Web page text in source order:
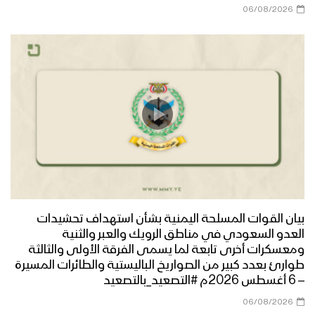
06/08/2026
بيان القوات المسلحة اليمنية بشأن استهداف تحشيدات
العدو السعودي في مناطق الرويك والعبر والثنية
ومعسكرات أخرى تابعة لما يسمى الفرقة الأولى والثالثة
طوارئ بعدد كبير من الصواريخ الباليستية والطائرات المسيرة
– 6 أغسطس 2026م #التصعيد_بالتصعيد
06/08/2026